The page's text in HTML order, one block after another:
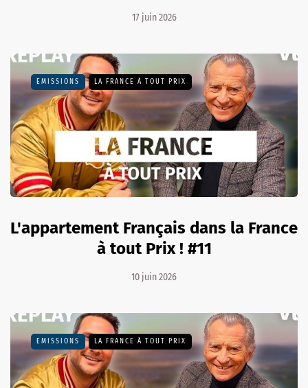
17 juin 2026
EMISSIONS LA FRANCE À TOUT PRIX
L'appartement Français dans la France
à tout Prix ! #11
10 juin 2026
EMISSIONS LA FRANCE À TOUT PRIX